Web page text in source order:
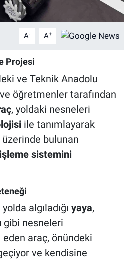
A- A+
Projesi
ve Teknik Anadolu
öğretmenler tarafından
, yoldaki nesneleri
ile tanımlayarak
bulunan
sistemini
algıladığı yaya,
gibi nesneleri
araç, önündeki
ve kendisine